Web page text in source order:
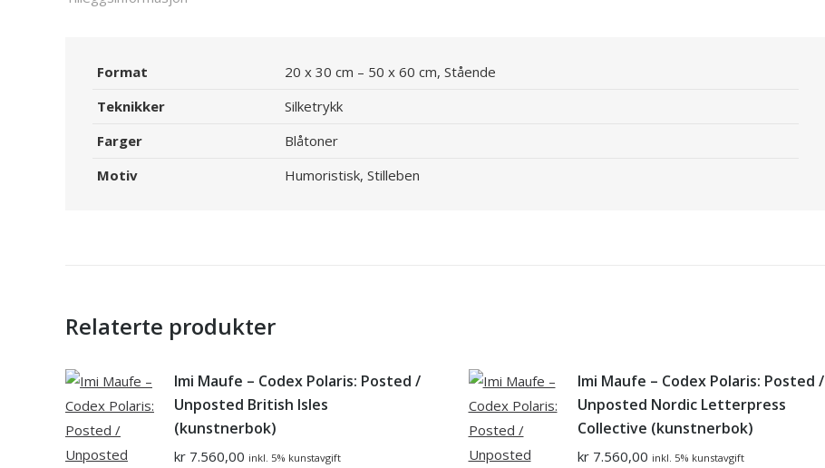
Format
20 x 30 cm – 50 x 60 cm, Stående
Teknikker
Silketrykk
Farger
Blåtoner
Motiv
Humoristisk, Stilleben
Relaterte produkter
Imi Maufe – Codex Polaris: Posted /
Unposted British Isles
(kunstnerbok)
kr 7.560,00 inkl. 5% kunstavgift
Imi Maufe – Codex Polaris: Posted /
Unposted Nordic Letterpress
Collective (kunstnerbok)
kr7.560,00 inkl. 5% kunstavgift